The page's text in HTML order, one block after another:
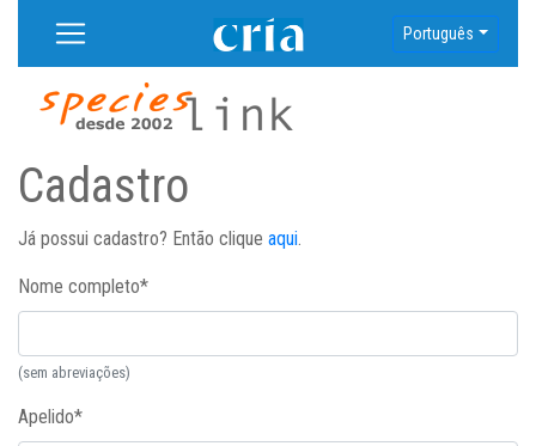
Português
Cadastro
Já possui cadastro? Então clique aqui.
Nome completo*
(sem abreviações)
Apelido*